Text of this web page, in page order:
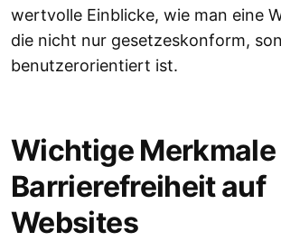
wertvolle Einblicke, wie man eine
die nicht nur gesetzeskonform,
benutzerorientiert ist.
Wichtige Merkmale
Barrierefreiheit auf
Websites